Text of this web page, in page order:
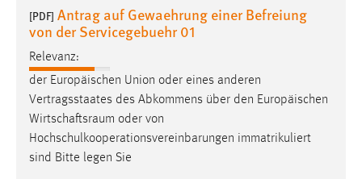
[PDF] Antrag auf Gewaehrung einer Befreiung
von der Servicegebuehr 01
Relevanz:
der Europäischen Union oder eines anderen
Vertragsstaates des Abkommens über den Europäischen
Wirtschaftsraum oder von
Hochschulkooperationsvereinbarungen immatrikuliert
sind Bitte legen Sie